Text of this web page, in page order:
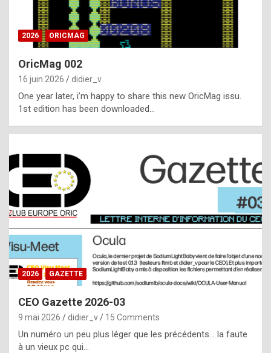
i
ff
i
l
t
t
s
t
a
s
i
e
f
2026 ORICMAG
OricMag 002
16 juin 2026 didier_v
One year later, i’m happy to share this new OricMag issu.
1st edition has been downloaded…
2026 GAZETTE
CEO Gazette 2026-03
9 mai 2026 didier_v 15 Comments
Un numéro un peu plus léger que les précédents… la faute
à un vieux pc qui…